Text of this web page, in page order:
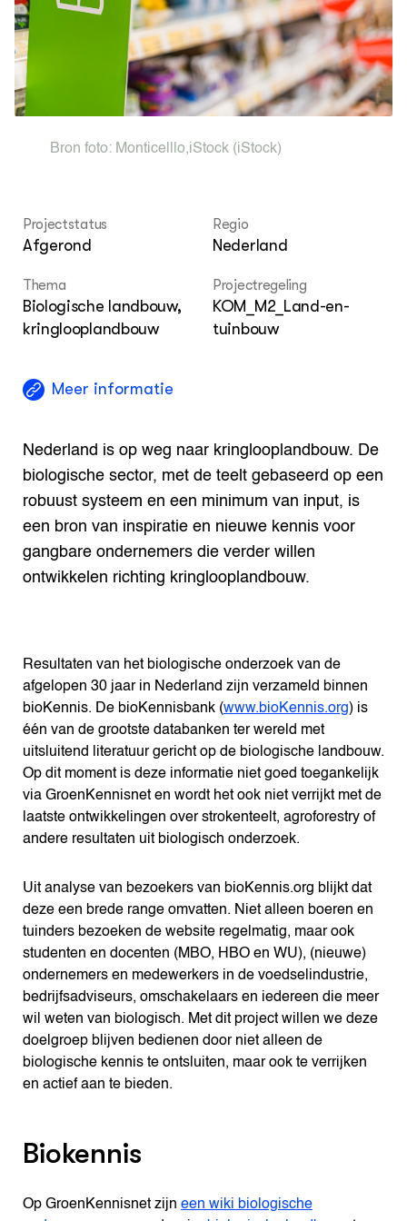
Agenda
Dossiers
Leermateriaal op niveau
Projecten
In de regio
ONZE PARTNER
Kennisportaal Boerenlandvogels
Bron foto: Monticelllo,iStock(iStock)
Projectstatus
Afgerond
Regio
Nederland
Thema
Biologische landbouw,
kringlooplandbouw
Projectregeling
KOM_M2_Land-en-
tuinbouw
Meer informatie
Nederland is op weg naar kringlooplandbouw. De
biologische sector, met de teelt gebaseerd op een
robuust systeem en een minimum van input, is
een bron van inspiratie en nieuwe kennis voor
gangbare ondernemers die verder willen
ontwikkelen richting kringlooplandbouw.
Resultaten van het biologische onderzoek van de
afgelopen 30 jaar in Nederland zijn verzameld binnen
bioKennis. De bioKennisbank (www.bioKennis.org) is
één van de grootste databanken ter wereld met
uitsluitend literatuur gericht op de biologische landbouw.
Op dit moment is deze informatie niet goed toegankelijk
via GroenKennisnet en wordt het ook niet verrijkt met de
laatste ontwikkelingen over strokenteelt, agroforestry of
andere resultaten uit biologisch onderzoek.
Uit analyse van bezoekers van bioKennis.org blijkt dat
deze een brede range omvatten. Niet alleen boeren en
tuinders bezoeken de website regelmatig, maar ook
studenten en docenten (MBO, HBO en WU), (nieuwe)
ondernemers en medewerkers in de voedselindustrie,
bedrijfsadviseurs, omschakelaars en iedereen die meer
wil weten van biologisch. Met dit project willen we deze
doelgroep blijven bedienen door niet alleen de
biologische kennis te ontsluiten, maar ook te verrijken
en actief aan te bieden.
Biokennis
Op GroenKennisnet zijn een wiki biologische